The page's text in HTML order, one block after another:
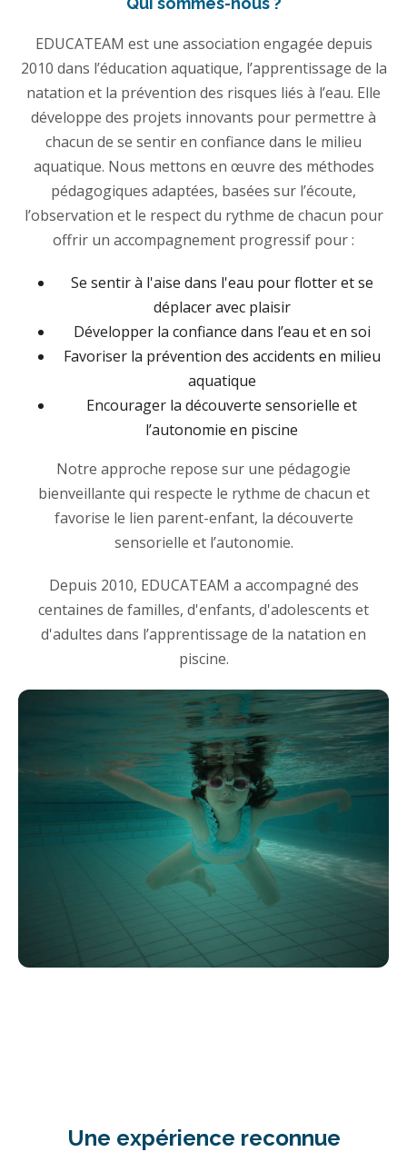
EDUCATEAM est une association engagée depuis
2010 dans l’éducation aquatique, l’apprentissage de la
natation et la prévention des risques liés à l’eau. Elle
développe des projets innovants pour permettre à
chacun de se sentir en confiance dans le milieu
aquatique. Nous mettons en œuvre des méthodes
pédagogiques adaptées, basées sur l’écoute,
l’observation et le respect du rythme de chacun pour
offrir un accompagnement progressif pour :
Se sentir à l'aise dans l'eau pour flotter et se
déplacer avec plaisir
Développer la confiance dans l’eau et en soi
Favoriser la prévention des accidents en milieu
aquatique
Encourager la découverte sensorielle et
l’autonomie en piscine
Notre approche repose sur une pédagogie
bienveillante qui respecte le rythme de chacun et
favorise le lien parent-enfant, la découverte
sensorielle et l’autonomie.
Depuis 2010, EDUCATEAM a accompagné des
centaines de familles, d'enfants, d'adolescents et
d'adultes dans l’apprentissage de la natation en
piscine.
Une expérience reconnue